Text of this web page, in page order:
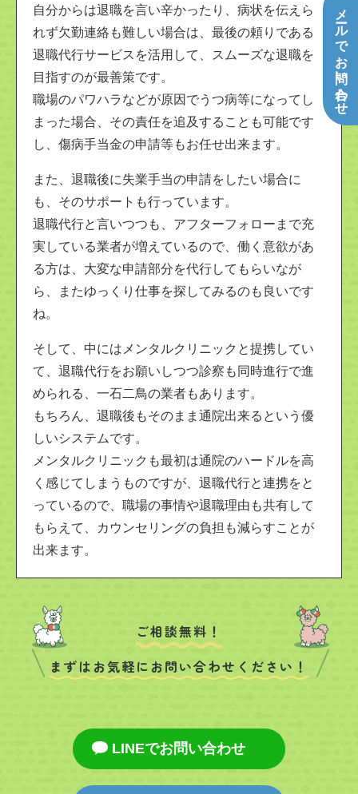
自分からは退職を言い辛かったり、病状を伝えら
れず欠勤連絡も難しい場合は、最後の頼りである
退職代行サービスを活用して、スムーズな退職を
目指すのが最善策です。
職場のパワハラなどが原因でうつ病等になってし
まった場合、その責任を追及することも可能です
し、傷病手当金の申請等もお任せ出来ます。
また、退職後に失業手当の申請をしたい場合に
も、そのサポートも行っています。
退職代行と言いつつも、アフターフォローまで充
実している業者が増えているので、働く意欲があ
る方は、大変な申請部分を代行してもらいなが
ら、またゆっくり仕事を探してみるのも良いです
ね。
そして、中にはメンタルクリニックと提携してい
て、退職代行をお願いしつつ診察も同時進行で進
められる、一石二鳥の業者もあります。
もちろん、退職後もそのまま通院出来るという優
しいシステムです。
メンタルクリニックも最初は通院のハードルを高
く感じてしまうものですが、退職代行と連携をと
っているので、職場の事情や退職理由も共有して
もらえて、カウンセリングの負担も減らすことが
出来ます。
ご相談無料！
まずはお気軽にお問い合わせください！
LINEでお問い合わせ
メールでお問い合わせ